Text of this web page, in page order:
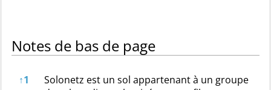
Notes de bas de page
↑1
Solonetz est un sol appartenant à un groupe